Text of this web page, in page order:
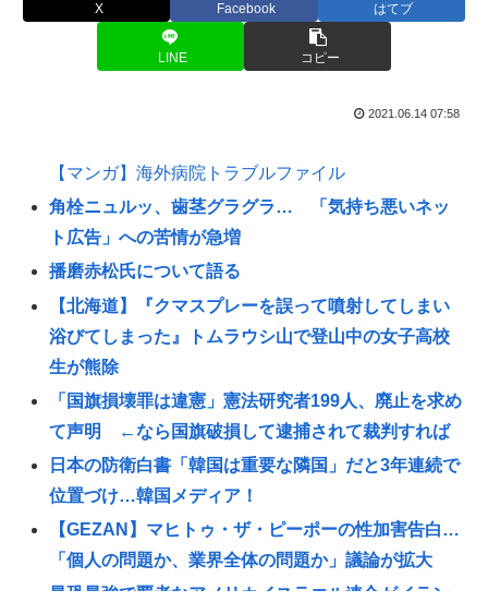
X Facebook はてブ
LINE コピー
2021.06.14 07:58
【マンガ】海外病院トラブルファイル
角栓ニュルッ、歯茎グラグラ… 「気持ち悪いネッ
ト広告」への苦情が急増
播磨赤松氏について語る
【北海道】『クマスプレーを誤って噴射してしまい
浴びてしまった』トムラウシ山で登山中の女子高校
生が熊除
「国旗損壊罪は違憲」憲法研究者199人、廃止を求め
て声明 ←なら国旗破損して逮捕されて裁判すれば
日本の防衛白書「韓国は重要な隣国」だと3年連続で
位置づけ…韓国メディア！
【GEZAN】マヒトゥ・ザ・ピーポーの性加害告白…
「個人の問題か、業界全体の問題か」議論が拡大
最恐最強で覇者なアメリカイスラエル連合がイラン